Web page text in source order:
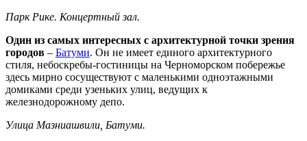
Парк Рике. Концертный зал.
Один из самых интересных с архитектурной точки зрения
городов – Батуми. Он не имеет единого архитектурного
стиля, небоскребы-гостиницы на Черноморском побережье
здесь мирно сосуществуют с маленькими одноэтажными
домиками среди узеньких улиц, ведущих к
железнодорожному депо.
Улица Мазниашвили, Батуми.